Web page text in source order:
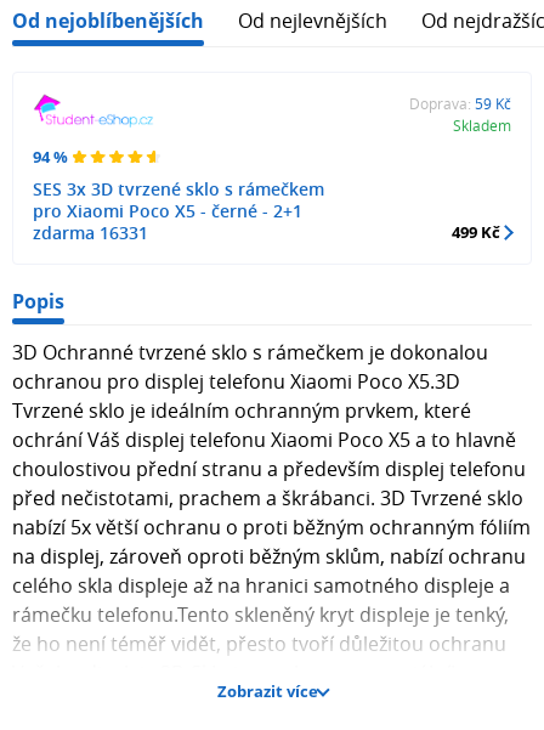
Od nejoblíbenějších Od nejlevnějších Od
94 %
SES 3x 3D tvrzené sklo s rámečkem
pro Xiaomi Poco X5 - černé - 2+1
zdarma 16331
Doprava: 59 Kč
Skladem
499 Kč
Popis
3D Ochranné tvrzené sklo s rámečkem je dokonalou
ochranou pro displej telefonu Xiaomi Poco X5.3D
Tvrzené sklo je ideálním ochranným prvkem, které
ochrání Váš displej telefonu Xiaomi Poco X5 a to hlavně
choulostivou přední stranu a především displej telefonu
před nečistotami, prachem a škrábanci. 3D Tvrzené sklo
nabízí 5x větší ochranu o proti běžným ochranným fóliím
na displej, zároveň oproti běžným sklům, nabízí ochranu
celého skla displeje až na hranici samotného displeje a
rámečku telefonu.Tento skleněný kryt displeje je tenký,
že ho není téměř vidět, přesto tvoří důležitou ochranu
tvrzeného materiálu, které ochrání displej Vašeho
Zobrazit více